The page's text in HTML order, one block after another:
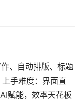
、自动排版、标题
手难度：界面直
赋能，效率天花板